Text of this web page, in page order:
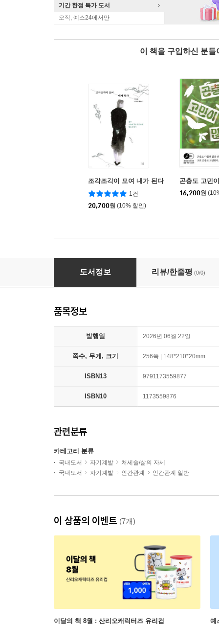
기간 한정 특가 도서
오직, 예스24에서만
이 책을 구입하신 분
조각조각이 모여 내가 된다
1건
20,700원 (10% 할인)
곤충도 고민
16,200원
나를 잃지 않는 관계의 법칙
도서정보 리뷰/한줄평 (0/0)
품목정보
발행일 2026년 06월 22일
쪽수, 무게, 크기 256쪽 | 148*210*20mm
ISBN13 9791173559877
ISBN10 1173559876
관련분류
카테고리 분류
국내도서 자기계발
처세술/삶의 자세
국내도서
자기계발 인간관계 인간관계 일반
이 상품의 이벤트 (7개)
이달의 책 8월 : 산리오캐릭터즈 유리컵 예